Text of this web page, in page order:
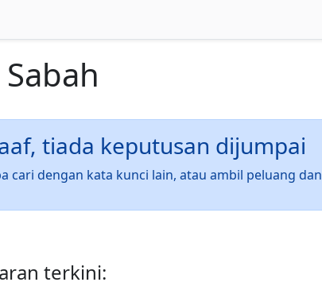
Sabah
tiada keputusan dijumpai
cari dengan kata kunci lain, atau ambil peluang dan
terkini: